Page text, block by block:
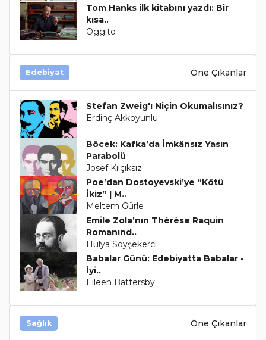
Tom Hanks ilk kitabını yazdı: Bir
kısa..
Oggito
Edebiyat Öne Çıkanlar
Stefan Zweig'ı Niçin Okumalısınız?
Erdinç Akkoyunlu
Böcek: Kafka’da İmkânsız Yasın
Parabolü
Josef Kılçıksız
Poe’dan Dostoyevski’ye “Kötü
İkiz” | M..
Meltem Gürle
Emile Zola’nın Thérèse Raquin
Romanınd..
Hülya Soyşekerci
Babalar Günü: Edebiyatta Babalar -
İyi..
Eileen Battersby
Sağlık Öne Çıkanlar